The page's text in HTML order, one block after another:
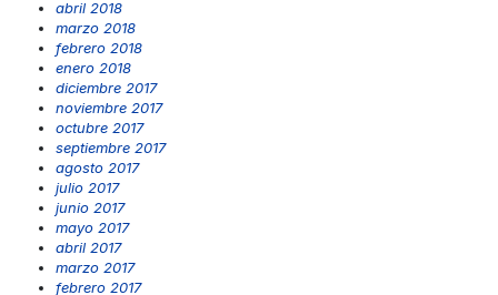
abril 2018
marzo 2018
febrero 2018
enero 2018
diciembre 2017
noviembre 2017
octubre 2017
septiembre 2017
agosto 2017
julio 2017
junio 2017
mayo 2017
abril 2017
marzo 2017
febrero 2017